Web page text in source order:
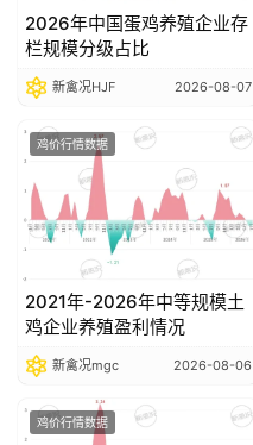
今
日
猪
价
2026年中国蛋鸡养殖企业存
栏规模分级占比
新禽况HJF 2026-08-07
鸡价行情数据
2021年-2026年中等规模土
鸡企业养殖盈利情况
新禽况mgc 2026-08-06
鸡价行情数据